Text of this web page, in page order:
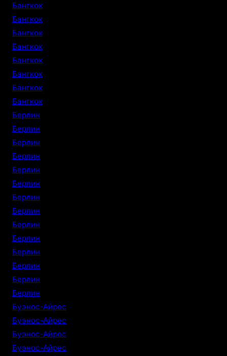
Бангкок
Бангкок
Бангкок
Бангкок
Бангкок
Бангкок
Бангкок
Бангкок
Берлин
Берлин
Берлин
Берлин
Берлин
Берлин
Берлин
Берлин
Берлин
Берлин
Берлин
Берлин
Берлин
Берлин
Буэнос-Айрес
Буэнос-Айрес
Буэнос-Айрес
Буэнос-Айрес